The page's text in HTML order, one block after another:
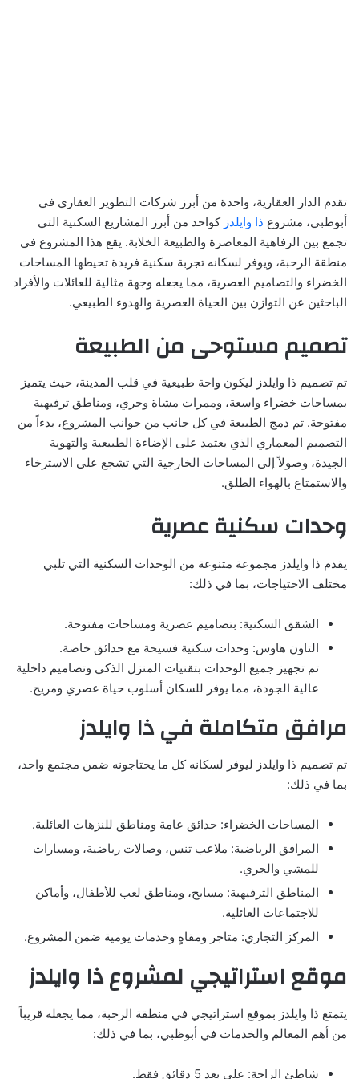
تقدم الدار العقارية، واحدة من أبرز شركات التطوير العقاري في
أبوظبي، مشروع ذا وايلدز كواحد من أبرز المشاريع السكنية التي
تجمع بين الرفاهية المعاصرة والطبيعة الخلابة. يقع هذا المشروع في
منطقة الرحبة، ويوفر لسكانه تجربة سكنية فريدة تحيطها المساحات
الخضراء والتصاميم العصرية، مما يجعله وجهة مثالية للعائلات والأفراد
الباحثين عن التوازن بين الحياة العصرية والهدوء الطبيعي.
تصميم مستوحى من الطبيعة
تم تصميم ذا وايلدز ليكون واحة طبيعية في قلب المدينة، حيث يتميز
بمساحات خضراء واسعة، وممرات مشاة وجري، ومناطق ترفيهية
مفتوحة. تم دمج الطبيعة في كل جانب من جوانب المشروع، بدءاً من
التصميم المعماري الذي يعتمد على الإضاءة الطبيعية والتهوية
الجيدة، وصولاً إلى المساحات الخارجية التي تشجع على الاسترخاء
والاستمتاع بالهواء الطلق.
وحدات سكنية عصرية
يقدم ذا وايلدز مجموعة متنوعة من الوحدات السكنية التي تلبي
مختلف الاحتياجات، بما في ذلك:
الشقق السكنية: بتصاميم عصرية ومساحات مفتوحة.
التاون هاوس: وحدات سكنية فسيحة مع حدائق خاصة.
تم تجهيز جميع الوحدات بتقنيات المنزل الذكي وتصاميم داخلية
عالية الجودة، مما يوفر للسكان أسلوب حياة عصري ومريح.
مرافق متكاملة في ذا وايلدز
تم تصميم ذا وايلدز ليوفر لسكانه كل ما يحتاجونه ضمن مجتمع واحد،
بما في ذلك:
المساحات الخضراء: حدائق عامة ومناطق للنزهات العائلية.
المرافق الرياضية: ملاعب تنس، وصالات رياضية، ومسارات
للمشي والجري.
المناطق الترفيهية: مسابح، ومناطق لعب للأطفال، وأماكن
للاجتماعات العائلية.
المركز التجاري: متاجر ومقاهٍ وخدمات يومية ضمن المشروع.
موقع استراتيجي لمشروع ذا وايلدز
يتمتع ذا وايلدز بموقع استراتيجي في منطقة الرحبة، مما يجعله قريباً
من أهم المعالم والخدمات في أبوظبي، بما في ذلك:
شاطئ الراحة: على بعد 5 دقائق فقط.